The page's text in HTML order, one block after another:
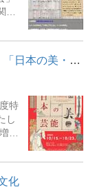
バ
」
学
ム
以
す
龍
提
記
薦
件
優
ま
て
し
達
21
図
龍谷大学大宮図書館2025年度特別展観 「日本の美・日本の芸能」
特
し
加
に
ま
化